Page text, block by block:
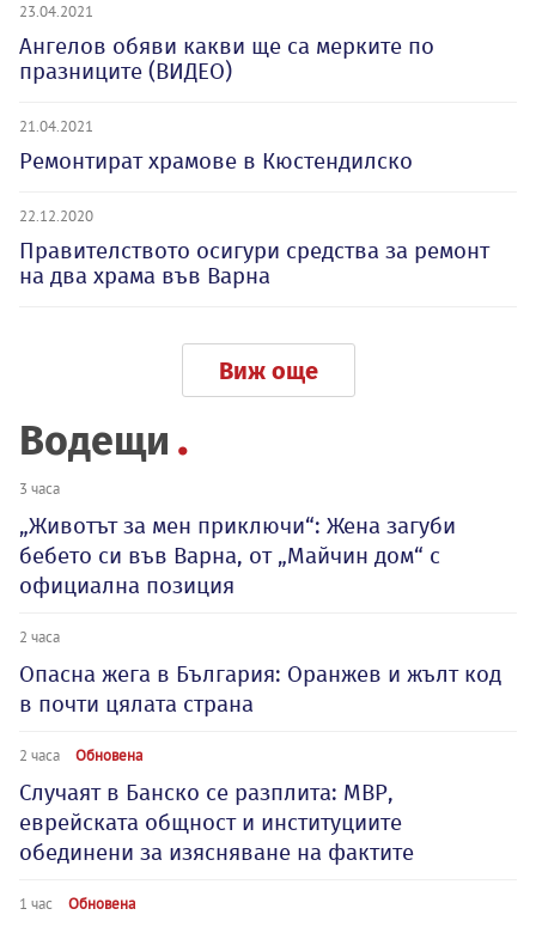
23.04.2021
Ангелов обяви какви ще са мерките по
празниците (ВИДЕО)
21.04.2021
Ремонтират храмове в Кюстендилско
22.12.2020
Правителството осигури средства за ремонт
на два храма във Варна
Виж още
Водещи
3 часа
„Животът за мен приключи“: Жена загуби
бебето си във Варна, от „Майчин дом“ с
официална позиция
2 часа
Опасна жега в България: Оранжев и жълт код
в почти цялата страна
2 часа Обновена
Случаят в Банско се разплита: МВР,
еврейската общност и институциите
обединени за изясняване на фактите
1 час Обновена